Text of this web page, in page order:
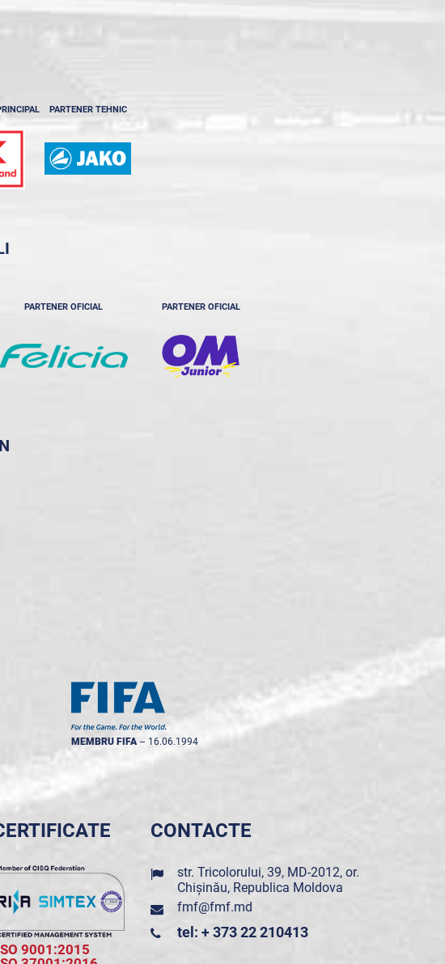
PARTENER TEHNIC
PARTENER OFICIAL PARTENER OFICIAL
MEMBRU FIFA -- 16.06.1994
9001:2015
CONTACTE
str. Tricolorului, 39, MD-2012, or.
Chișinău, Republica Moldova
fmf@fmf.md
tel: + 373 22 210413